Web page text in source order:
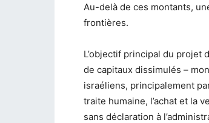
Au-delà de ces montants,
frontières.
L’objectif principal du projet
de capitaux dissimulés –
israéliens, principalement
traite humaine, l’achat et la
sans déclaration à